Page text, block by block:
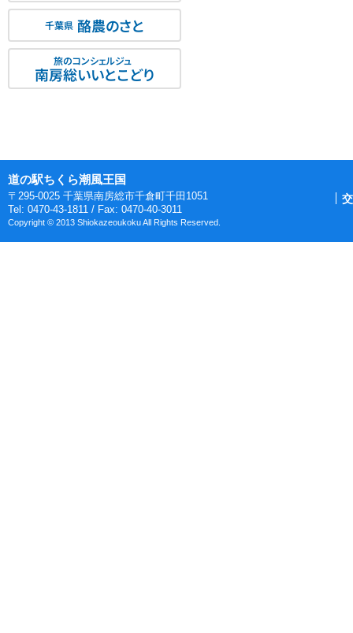
千葉県 酪農のさと
旅のコンシェルジュ
南房総いいとこどり
道の駅ちくら潮風王国
〒295-0025 千葉県南房総市千倉町千田1051
Tel: 0470-43-1811 / Fax: 0470-40-3011
Copyright © 2013 Shiokazeoukoku All Rights Reserved.